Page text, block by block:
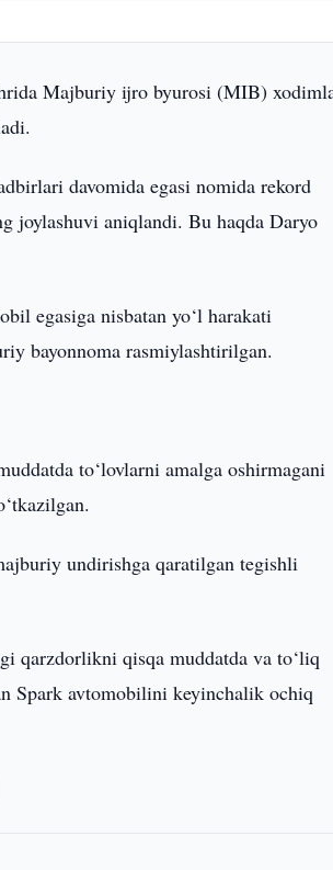
Majburiy ijro byurosi (MIB)
davomida egasi nomida rekord
joylashuvi aniqlandi. Bu haqda Daryo
egasiga nisbatan yo‘l harakati
bayonnoma rasmiylashtirilgan.
to‘lovlarni amalga oshirmagani
undirishga qaratilgan tegishli
qarzdorlikni qisqa muddatda va to‘liq
Spark avtomobilini keyinchalik ochiq